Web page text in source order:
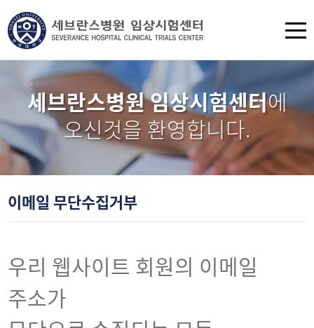
세브란스병원 임상시험센터에
오신것을 환영합니다.
이메일 무단수집거부
우리 웹사이트 회원의 이메일
주소가